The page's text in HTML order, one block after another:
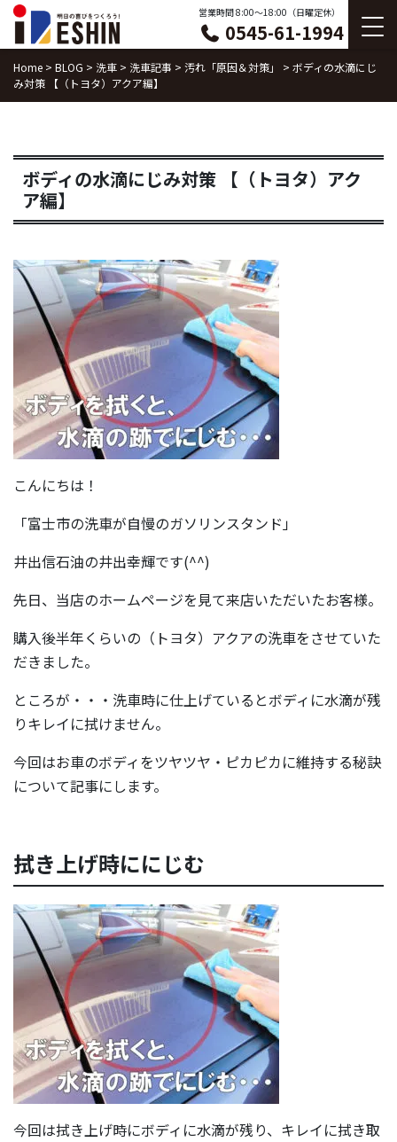
Skip
content
営業時間 8:00〜18:00（日曜定休）
0545-61-1994
Home > BLOG > 洗車 > 洗車記事 > 汚れ「原因＆対策」 > ボディの水滴にじ
み対策 【（トヨタ）アクア編】
ボディの水滴にじみ対策 【（トヨタ）アク
ア編】
こんにちは！
「富士市の洗車が自慢のガソリンスタンド」
井出信石油の井出幸輝です(^^)
先日、当店のホームページを見て来店いただいたお客様。
購入後半年くらいの（トヨタ）アクアの洗車をさせていた
だきました。
ところが・・・洗車時に仕上げているとボディに水滴が残
りキレイに拭けません。
今回はお車のボディをツヤツヤ・ピカピカに維持する秘訣
について記事にします。
拭き上げ時ににじむ
今回は拭き上げ時にボディに水滴が残り、キレイに拭き取